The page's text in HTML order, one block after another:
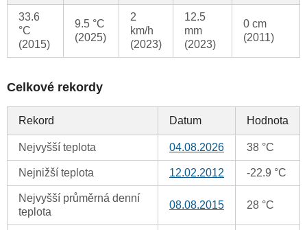
33.6
°C
(2015)
9.5 °C
(2025)
2
km/h
(2023)
12.5
mm
(2023)
0 cm
(2011)
Celkové rekordy
Rekord Datum Hodnota
Nejvyšší teplota 04.08.2026 38 °C
Nejnižší teplota 12.02.2012 -22.9 °C
Nejvyšší průměrná denní
teplota
08.08.2015 28 °C